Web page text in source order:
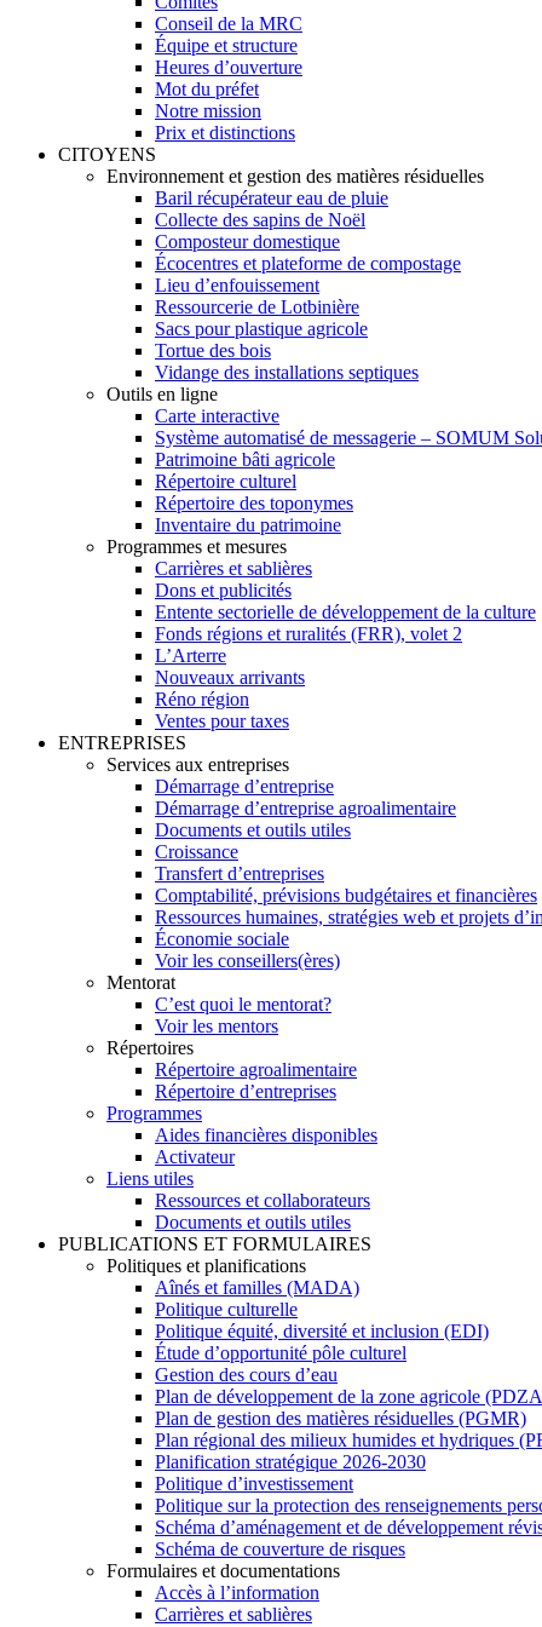
Conseil de la MRC
Équipe et structure
Heures d’ouverture
Mot du préfet
Notre mission
Prix et distinctions
CITOYENS
Environnement et gestion des matières résiduelles
Baril récupérateur eau de pluie
Collecte des sapins de Noël
Composteur domestique
Écocentres et plateforme de compostage
Lieu d’enfouissement
Ressourcerie de Lotbinière
Sacs pour plastique agricole
Tortue des bois
Vidange des installations septiques
Outils en ligne
Carte interactive
Système automatisé de messagerie – SOMUM
Patrimoine bâti agricole
Répertoire culturel
Répertoire des toponymes
Inventaire du patrimoine
Programmes et mesures
Carrières et sablières
Dons et publicités
Entente sectorielle de développement de la culture
Fonds régions et ruralités (FRR), volet 2
L’Arterre
Nouveaux arrivants
Réno région
Ventes pour taxes
ENTREPRISES
Services aux entreprises
Démarrage d’entreprise
Démarrage d’entreprise agroalimentaire
Documents et outils utiles
Croissance
Transfert d’entreprises
Comptabilité, prévisions budgétaires et financières
Ressources humaines, stratégies web et projets
Économie sociale
Voir les conseillers(ères)
Mentorat
C’est quoi le mentorat?
Voir les mentors
Répertoires
Répertoire agroalimentaire
Répertoire d’entreprises
Programmes
Aides financières disponibles
Activateur
Liens utiles
Ressources et collaborateurs
Documents et outils utiles
PUBLICATIONS ET FORMULAIRES
Politiques et planifications
Aînés et familles (MADA)
Politique culturelle
Politique équité, diversité et inclusion (EDI)
Étude d’opportunité pôle culturel
Gestion des cours d’eau
Plan de développement de la zone agricole
Plan de gestion des matières résiduelles (PGMR)
Plan régional des milieux humides et hydriques
Planification stratégique 2026-2030
Politique d’investissement
Politique sur la protection des renseignements
Schéma d’aménagement et de développement
Schéma de couverture de risques
Formulaires et documentations
Accès à l’information
Carrières et sablières